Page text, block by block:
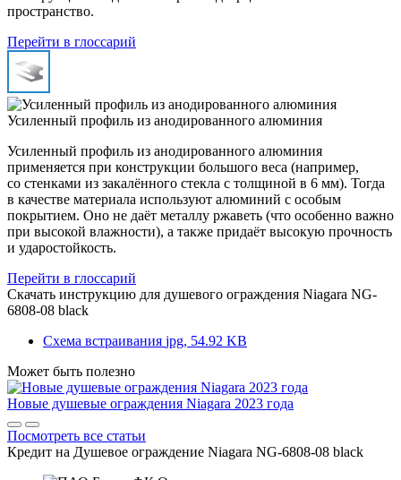
пространство.
Перейти в глоссарий
Усиленный профиль из анодированного алюминия
Усиленный профиль из анодированного алюминия
применяется при конструкции большого веса (например,
со стенками из закалённого стекла с толщиной в 6 мм). Тогда
в качестве материала используют алюминий с особым
покрытием. Оно не даёт металлу ржаветь (что особенно важно
при высокой влажности), а также придаёт высокую прочность
и ударостойкость.
Перейти в глоссарий
Скачать инструкцию для душевого ограждения Niagara NG-
6808-08 black
Схема встраивания jpg, 54.92 KB
Может быть полезно
Новые душевые ограждения Niagara 2023 года
Посмотреть все статьи
Кредит на Душевое ограждение Niagara NG-6808-08 black